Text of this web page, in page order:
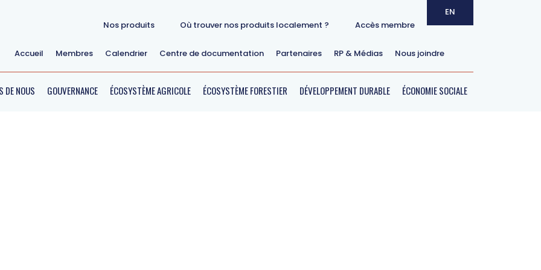
Nos produits Où trouver nos produits localement ? Accès membre
EN
Accueil Membres Calendrier Centre de documentation Partenaires RP & Médias Nous joindre
DE NOUS GOUVERNANCE ÉCOSYSTÈME AGRICOLE ÉCOSYSTÈME FORESTIER DÉVELOPPEMENT DURABLE ÉCONOMIE SOCIALE